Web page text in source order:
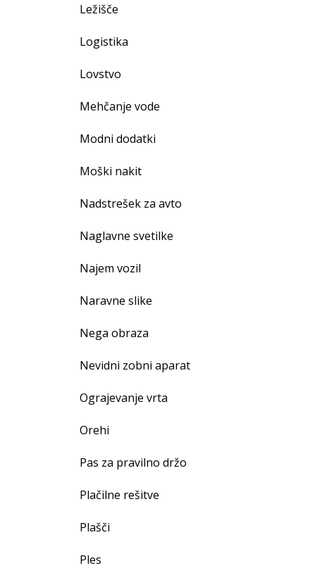
Ležišče
Logistika
Lovstvo
Mehčanje vode
Modni dodatki
Moški nakit
Nadstrešek za avto
Naglavne svetilke
Najem vozil
Naravne slike
Nega obraza
Nevidni zobni aparat
Ograjevanje vrta
Orehi
Pas za pravilno držo
Plačilne rešitve
Plašči
Ples